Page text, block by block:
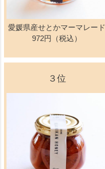
愛媛県産せとかマーマレード
972円（税込）
３位